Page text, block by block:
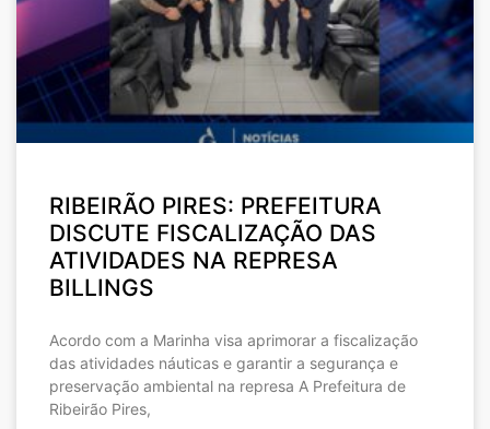
RIBEIRÃO PIRES: PREFEITURA
DISCUTE FISCALIZAÇÃO DAS
ATIVIDADES NA REPRESA
BILLINGS
Acordo com a Marinha visa aprimorar a fiscalização
das atividades náuticas e garantir a segurança e
preservação ambiental na represa A Prefeitura de
Ribeirão Pires,